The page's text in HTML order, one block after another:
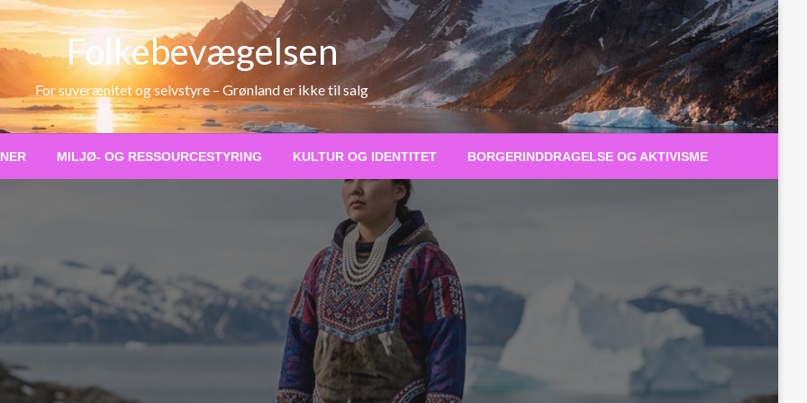
Folkebevægelsen
For suverænitet og selvstyre – Grønland er ikke til salg
MILJØ- OG RESSOURCESTYRING KULTUR OG IDENTITET BORGERINDDRAGELSE OG AKTIVISME